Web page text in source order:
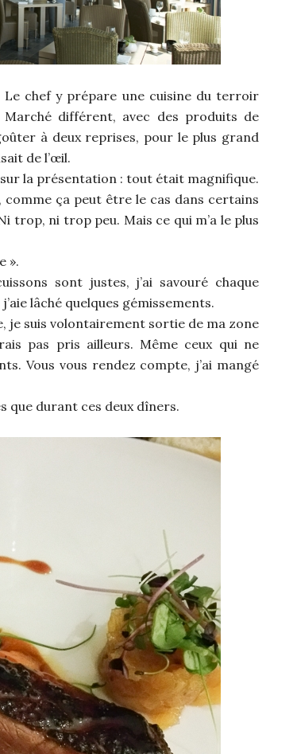
Le chef y prépare une cuisine du terroir
différent, avec des produits de
à deux reprises, pour le plus grand
de l’œil.
la présentation : tout était magnifique.
comme ça peut être le cas dans certains
trop, ni trop peu. Mais ce qui m’a le plus
».
sont justes, j’ai savouré chaque
lâché quelques gémissements.
je suis volontairement sortie de ma zone
pas pris ailleurs. Même ceux qui ne
Vous vous rendez compte, j’ai mangé
que durant ces deux dîners.